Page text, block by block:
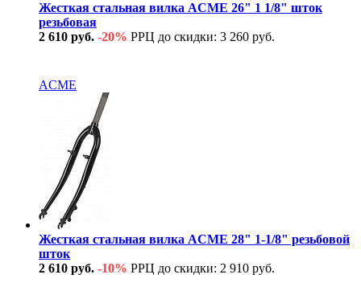
Жесткая стальная вилка ACME 26" 1 1/8" шток
резьбовая
2 610 руб. -20% РРЦ до скидки: 3 260 руб.
ACME
Жесткая стальная вилка ACME 28" 1-1/8" резьбовой
шток
2 610 руб. -10% РРЦ до скидки: 2 910 руб.